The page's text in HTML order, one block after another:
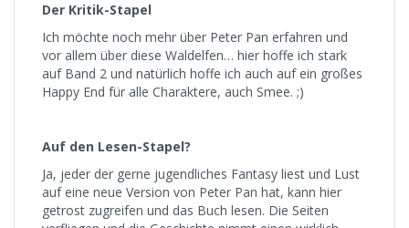
Der Kritik-Stapel
Ich möchte noch mehr über Peter Pan erfahren und
vor allem über diese Waldelfen… hier hoffe ich stark
auf Band 2 und natürlich hoffe ich auch auf ein großes
Happy End für alle Charaktere, auch Smee. ;)
Auf den Lesen-Stapel?
Ja, jeder der gerne jugendliches Fantasy liest und Lust
auf eine neue Version von Peter Pan hat, kann hier
getrost zugreifen und das Buch lesen. Die Seiten